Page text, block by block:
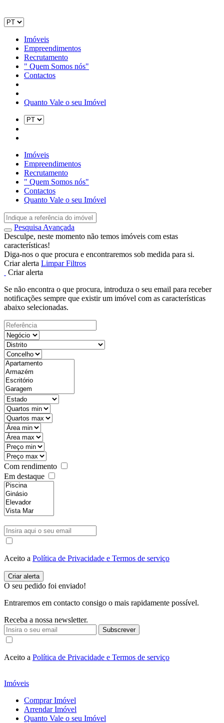
Imóveis
Empreendimentos
Recrutamento
" Quem Somos nós"
Contactos
Quanto Vale o seu Imóvel
Imóveis
Empreendimentos
Recrutamento
" Quem Somos nós"
Contactos
Quanto Vale o seu Imóvel
Pesquisa Avançada
Desculpe, neste momento não temos imóveis com estas
características!
Diga-nos o que procura e encontraremos sob medida para si.
Criar alerta Limpar Filtros
Criar alerta
Se não encontra o que procura, introduza o seu email para receber
notificações sempre que existir um imóvel com as características
abaixo selecionadas.
Com rendimento
Em destaque
Aceito a Política de Privacidade e Termos de serviço
O seu pedido foi enviado!
Entraremos em contacto consigo o mais rapidamente possível.
Receba a nossa newsletter.
Subscrever
Aceito a Política de Privacidade e Termos de serviço
Imóveis
Comprar Imóvel
Arrendar Imóvel
Quanto Vale o seu Imóvel